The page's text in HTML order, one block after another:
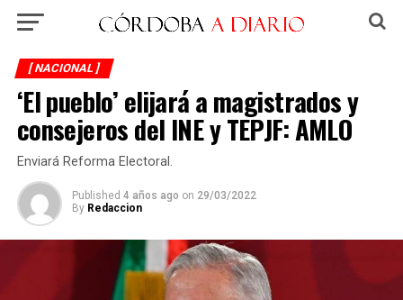
[ NACIONAL ]
‘El pueblo’ elijará a magistrados y
consejeros del INE y TEPJF: AMLO
Enviará Reforma Electoral.
Published 4 años ago on 29/03/2022
By Redaccion